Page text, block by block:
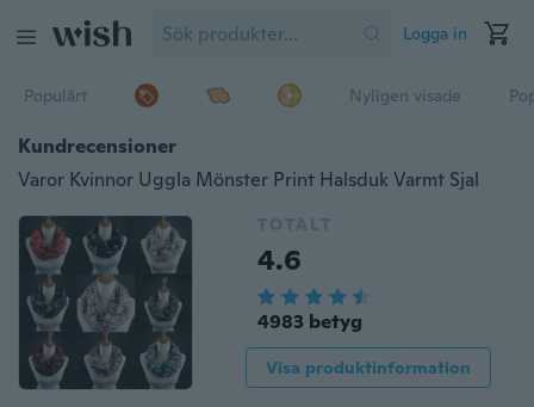
Logga in
Populärt Nyligen visade
Kundrecensioner
Varor Kvinnor Uggla Mönster Print Halsduk Varmt Sjal
TOTALT
4.6
4983 betyg
Visa produktinformation